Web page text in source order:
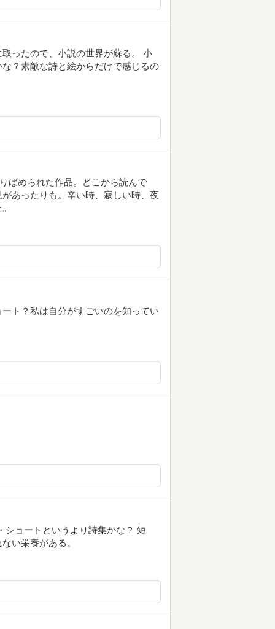
ったので、小説の世界が蘇る。 小
？素敵な詩と絵からだけで感じるの
ばめられた作品。どこから読んで
あったりも。辛い時、寂しい時、夜
ト？私は自分がすごいのを知ってい
ショートというより詩集かな？ 短
い栄養がある。